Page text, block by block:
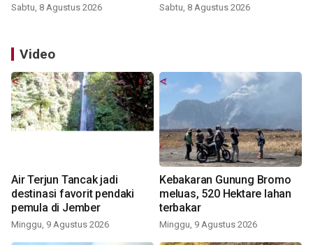
Sabtu, 8 Agustus 2026 Sabtu, 8 Agustus 2026
Video
Air Terjun Tancak jadi
destinasi favorit pendaki
pemula di Jember
Minggu, 9 Agustus 2026
Kebakaran Gunung Bromo
meluas, 520 Hektare lahan
terbakar
Minggu, 9 Agustus 2026